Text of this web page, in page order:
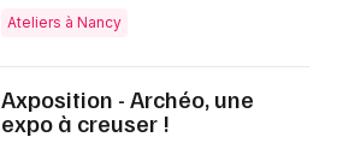
Ateliers à Nancy
Axposition - Archéo, une
expo à creuser !